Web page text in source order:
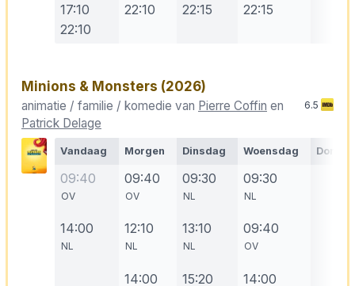
17:10
22:10
22:10
22:15
22:15
Minions & Monsters (2026)
animatie / familie / komedie van Pierre Coffin en
Patrick Delage
6.5
Vandaag Morgen Dinsdag Woensdag
09:40
OV
14:00
NL
09:40
OV
12:10
NL
14:00
09:30
NL
13:10
NL
15:20
09:30
NL
09:40
OV
14:00